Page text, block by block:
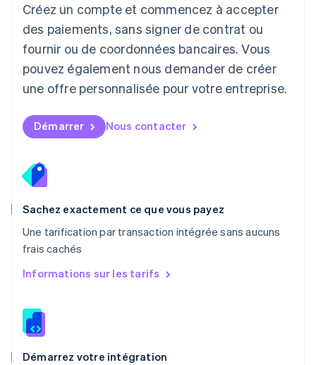
Créez un compte et commencez à accepter
des paiements, sans signer de contrat ou
fournir ou de coordonnées bancaires. Vous
pouvez également nous demander de créer
une offre personnalisée pour votre entreprise.
Démarrer Nous contacter
Sachez exactement ce que vous payez
Une tarification par transaction intégrée sans aucuns
frais cachés
Informations sur les tarifs
Démarrez votre intégration
Français DeutschEnglish
Malaisie
English 简体中文
Malte
English
Mexique
EspañolEnglish
English
Nouvelle-Zélande
Pays-Bas
Nederlands
English
PortuguêsEnglish
RAS de Hong Kong, Chine
English
Roumanie
Royaume-Uni
English